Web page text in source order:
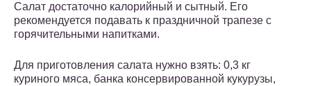
Салат достаточно калорийный и сытный. Его
рекомендуется подавать к праздничной трапезе с
горячительными напитками.
Для приготовления салата нужно взять: 0,3 кг
куриного мяса, банка консервированной кукурузы,